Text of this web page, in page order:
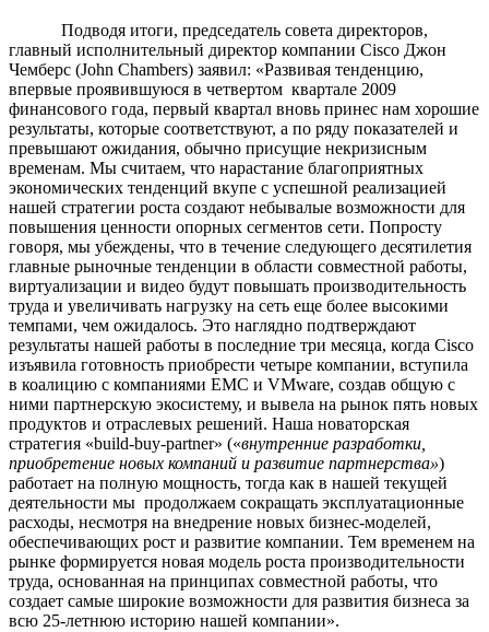
Подводя итоги, председатель совета директоров,
главный исполнительный директор компании Cisco Джон
Чемберс (John Chambers) заявил: «Развивая тенденцию,
впервые проявившуюся в четвертом квартале 2009
финансового года, первый квартал вновь принес нам хорошие
результаты, которые соответствуют, а по ряду показателей и
превышают ожидания, обычно присущие некризисным
временам. Мы считаем, что нарастание благоприятных
экономических тенденций вкупе с успешной реализацией
нашей стратегии роста создают небывалые возможности для
повышения ценности опорных сегментов сети. Попросту
говоря, мы убеждены, что в течение следующего десятилетия
главные рыночные тенденции в области совместной работы,
виртуализации и видео будут повышать производительность
труда и увеличивать нагрузку на сеть еще более высокими
темпами, чем ожидалось. Это наглядно подтверждают
результаты нашей работы в последние три месяца, когда Cisco
изъявила готовность приобрести четыре компании, вступила
в коалицию с компаниями EMC и VMware, создав общую с
ними партнерскую экосистему, и вывела на рынок пять новых
продуктов и отраслевых решений. Наша новаторская
стратегия «build-buy-partner» («внутренние разработки,
приобретение новых компаний и развитие партнерства»)
работает на полную мощность, тогда как в нашей текущей
деятельности мы продолжаем сокращать эксплуатационные
расходы, несмотря на внедрение новых бизнес-моделей,
обеспечивающих рост и развитие компании. Тем временем на
рынке формируется новая модель роста производительности
труда, основанная на принципах совместной работы, что
создает самые широкие возможности для развития бизнеса за
всю 25-летнюю историю нашей компании».